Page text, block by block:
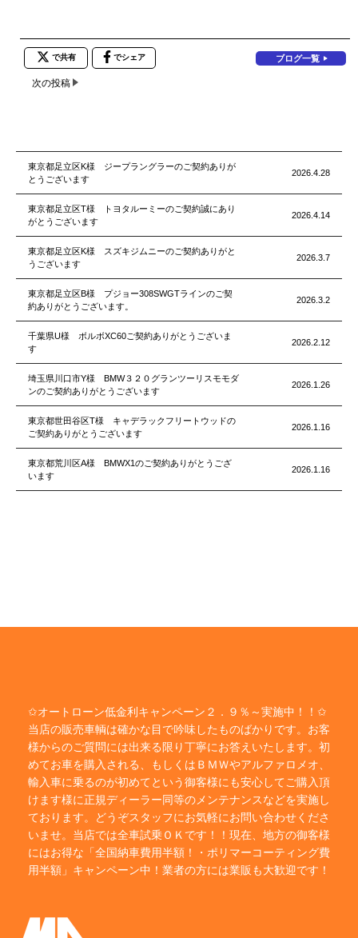
で共有 でシェア ブログ一覧
次の投稿
東京都足立区K様 ジープラングラーのご契約ありが
とうございます
2026.4.28
東京都足立区T様 トヨタルーミーのご契約誠にあり
がとうございます
2026.4.14
東京都足立区K様 スズキジムニーのご契約ありがと
うございます
2026.3.7
東京都足立区B様 プジョー308SWGTラインのご契
約ありがとうございます。
2026.3.2
千葉県U様 ボルボXC60ご契約ありがとうございま
す
2026.2.12
埼玉県川口市Y様 BMW３２０グランツーリスモモダ
ンのご契約ありがとうございます
2026.1.26
東京都世田谷区T様 キャデラックフリートウッドの
ご契約ありがとうございます
2026.1.16
東京都荒川区A様 BMWX1のご契約ありがとうござ
います
2026.1.16
✩オートローン低金利キャンペーン２．９％～実施中！！✩
当店の販売車輌は確かな目で吟味したものばかりです。お客
様からのご質問には出来る限り丁寧にお答えいたします。初
めてお車を購入される、もしくはＢＭＷやアルファロメオ、
輸入車に乗るのが初めてという御客様にも安心してご購入頂
けます様に正規ディーラー同等のメンテナンスなどを実施し
ております。どうぞスタッフにお気軽にお問い合わせくださ
いませ。当店では全車試乗ＯＫです！！現在、地方の御客様
にはお得な「全国納車費用半額！・ポリマーコーティング費
用半額」キャンペーン中！業者の方には業販も大歓迎です！